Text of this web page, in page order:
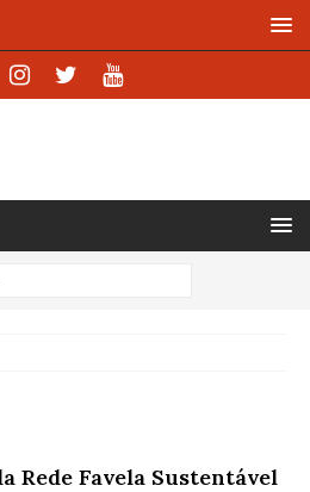
Rede Favela Sustentável